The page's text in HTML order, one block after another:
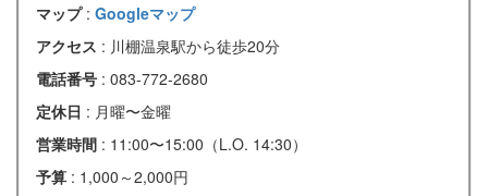
マップ : Googleマップ
アクセス : 川棚温泉駅から徒歩20分
電話番号 : 083-772-2680
定休日 : 月曜〜金曜
営業時間 : 11:00〜15:00（L.O. 14:30）
予算 : 1,000～2,000円